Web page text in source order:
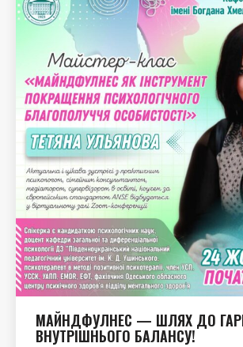
МАЙНДФУЛНЕС — ШЛЯХ ДО
ВНУТРІШНЬОГО БАЛАНСУ!